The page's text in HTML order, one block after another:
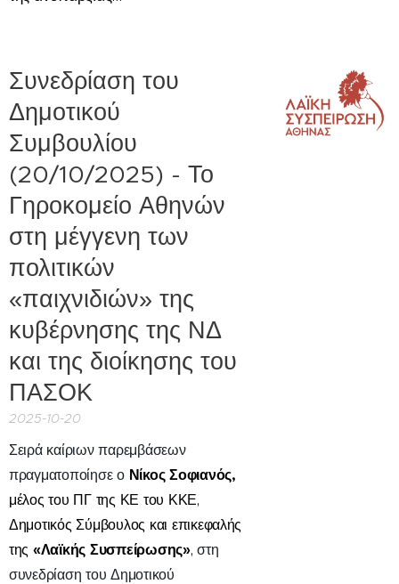
Συνεδρίαση του
Δημοτικού
Συμβουλίου
(20/10/2025) - Το
Γηροκομείο Αθηνών
στη μέγγενη των
πολιτικών
«παιχνιδιών» της
κυβέρνησης της ΝΔ
και της διοίκησης του
ΠΑΣΟΚ
2025-10-20
Σειρά καίριων παρεμβάσεων
πραγματοποίησεο Νίκος Σοφιανός,
μέλος του ΠΓ της ΚΕ του ΚΚΕ,
Δημοτικός Σύμβουλος και επικεφαλής
της «Λαϊκής Συσπείρωσης»,στη
συνεδρίαση του Δημοτικού